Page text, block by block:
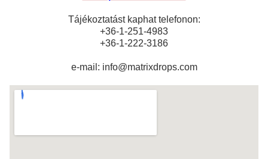
Tájékoztatást kaphat telefonon:
+36-1-251-4983
+36-1-222-3186
e-mail: info@matrixdrops.com